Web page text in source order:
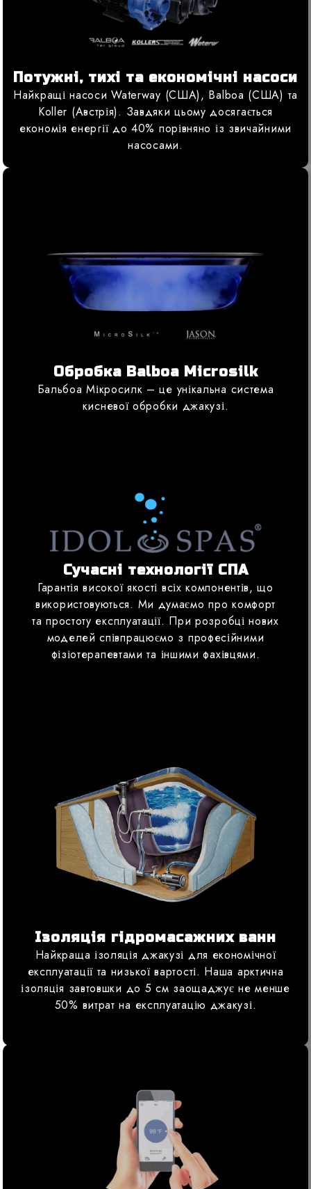
Потужні, тихі та економічні насоси
Найкращі насоси Waterway (США), Balboa (США) та
Koller (Австрія). Завдяки цьому досягається
економія енергії до 40% порівняно із звичайними
насосами.
Обробка Balboa Microsilk
Бальбоа Мікросилк – це унікальна система
кисневої обробки джакузі.
Сучасні технології СПА
Гарантія високої якості всіх компонентів, що
використовуються. Ми думаємо про комфорт
та простоту експлуатації. При розробці нових
моделей співпрацюємо з професійними
фізіотерапевтами та іншими фахівцями.
Ізоляція гідромасажних ванн
Найкраща ізоляція джакузі для економічної
експлуатації та низької вартості. Наша арктична
ізоляція завтовшки до 5 см заощаджує не менше
50% витрат на експлуатацію джакузі.